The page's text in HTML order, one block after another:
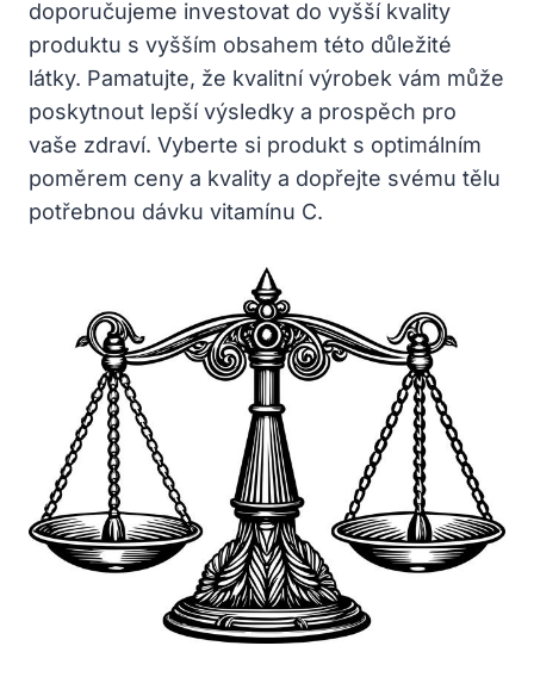
doporučujeme investovat do vyšší kvality
produktu s vyšším obsahem této důležité
látky. Pamatujte, že kvalitní výrobek vám může
poskytnout lepší výsledky a prospěch pro
vaše zdraví. Vyberte si produkt s optimálním
poměrem ceny a kvality a dopřejte svému tělu
potřebnou dávku vitamínu C.